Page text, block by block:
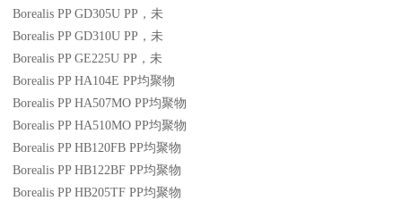
Borealis PP GD305U PP ，未
Borealis PP GD310U PP ，未
Borealis PP GE225U PP ，未
Borealis PP HA104E PP均聚物
Borealis PP HA507MO PP均聚物
Borealis PP HA510MO PP均聚物
Borealis PP HB120FB PP均聚物
Borealis PP HB122BF PP均聚物
Borealis PP HB205TF PP均聚物